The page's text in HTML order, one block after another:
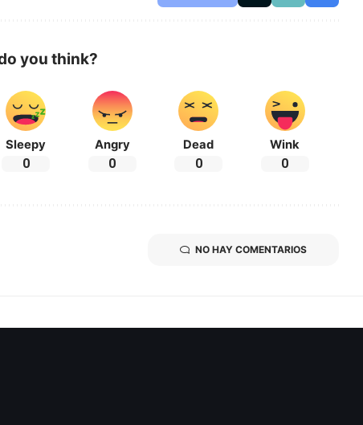
you think?
Sleepy
0
Angry
0
Dead
0
Wink
0
NO HAY COMENTARIOS